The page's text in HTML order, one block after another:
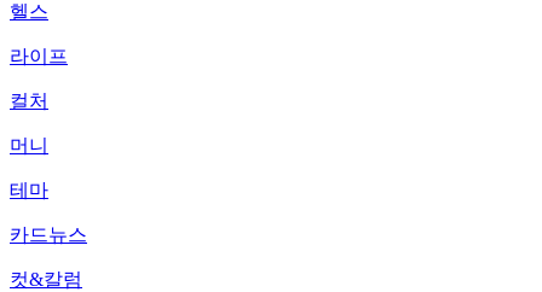
헬스
라이프
컬처
머니
테마
카드뉴스
컷&칼럼